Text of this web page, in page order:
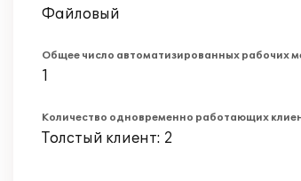
Файловый
Общее число автоматизированных рабочих
1
Количество одновременно работающих
Толстый клиент: 2